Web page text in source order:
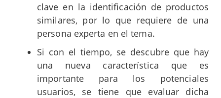
clave en la identificación de productos
similares, por lo que requiere de una
persona experta en el tema.
Si con el tiempo, se descubre que hay
una nueva característica que es
importante para los potenciales
usuarios, se tiene que evaluar dicha